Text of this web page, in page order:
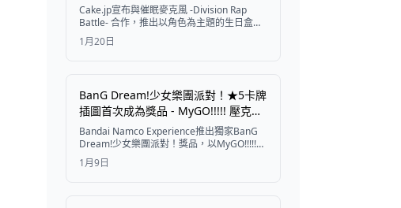
Cake.jp宣布與催眠麥克風 -Division Rap
Battle- 合作，推出以角色為主題的生日盒、
蛋糕罐以及其他以所有18名成員為特色的聯
名甜點。
1月20日
BanG Dream!少女樂團派對！★5卡牌
插圖首次成為獎品 - MyGO!!!!! 壓克力
板2026年1月23日起在Namco獨家登
場
Bandai Namco Experience推出獨家BanG
Dream!少女樂團派對！獎品，以MyGO!!!!!成
員為特色。首款★5卡牌插圖壓克力板將於
2026年1月23日起在Namco店鋪和線上首次
1月9日